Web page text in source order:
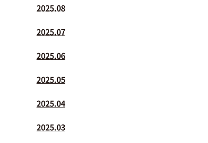
2025.08
2025.07
2025.06
2025.05
2025.04
2025.03